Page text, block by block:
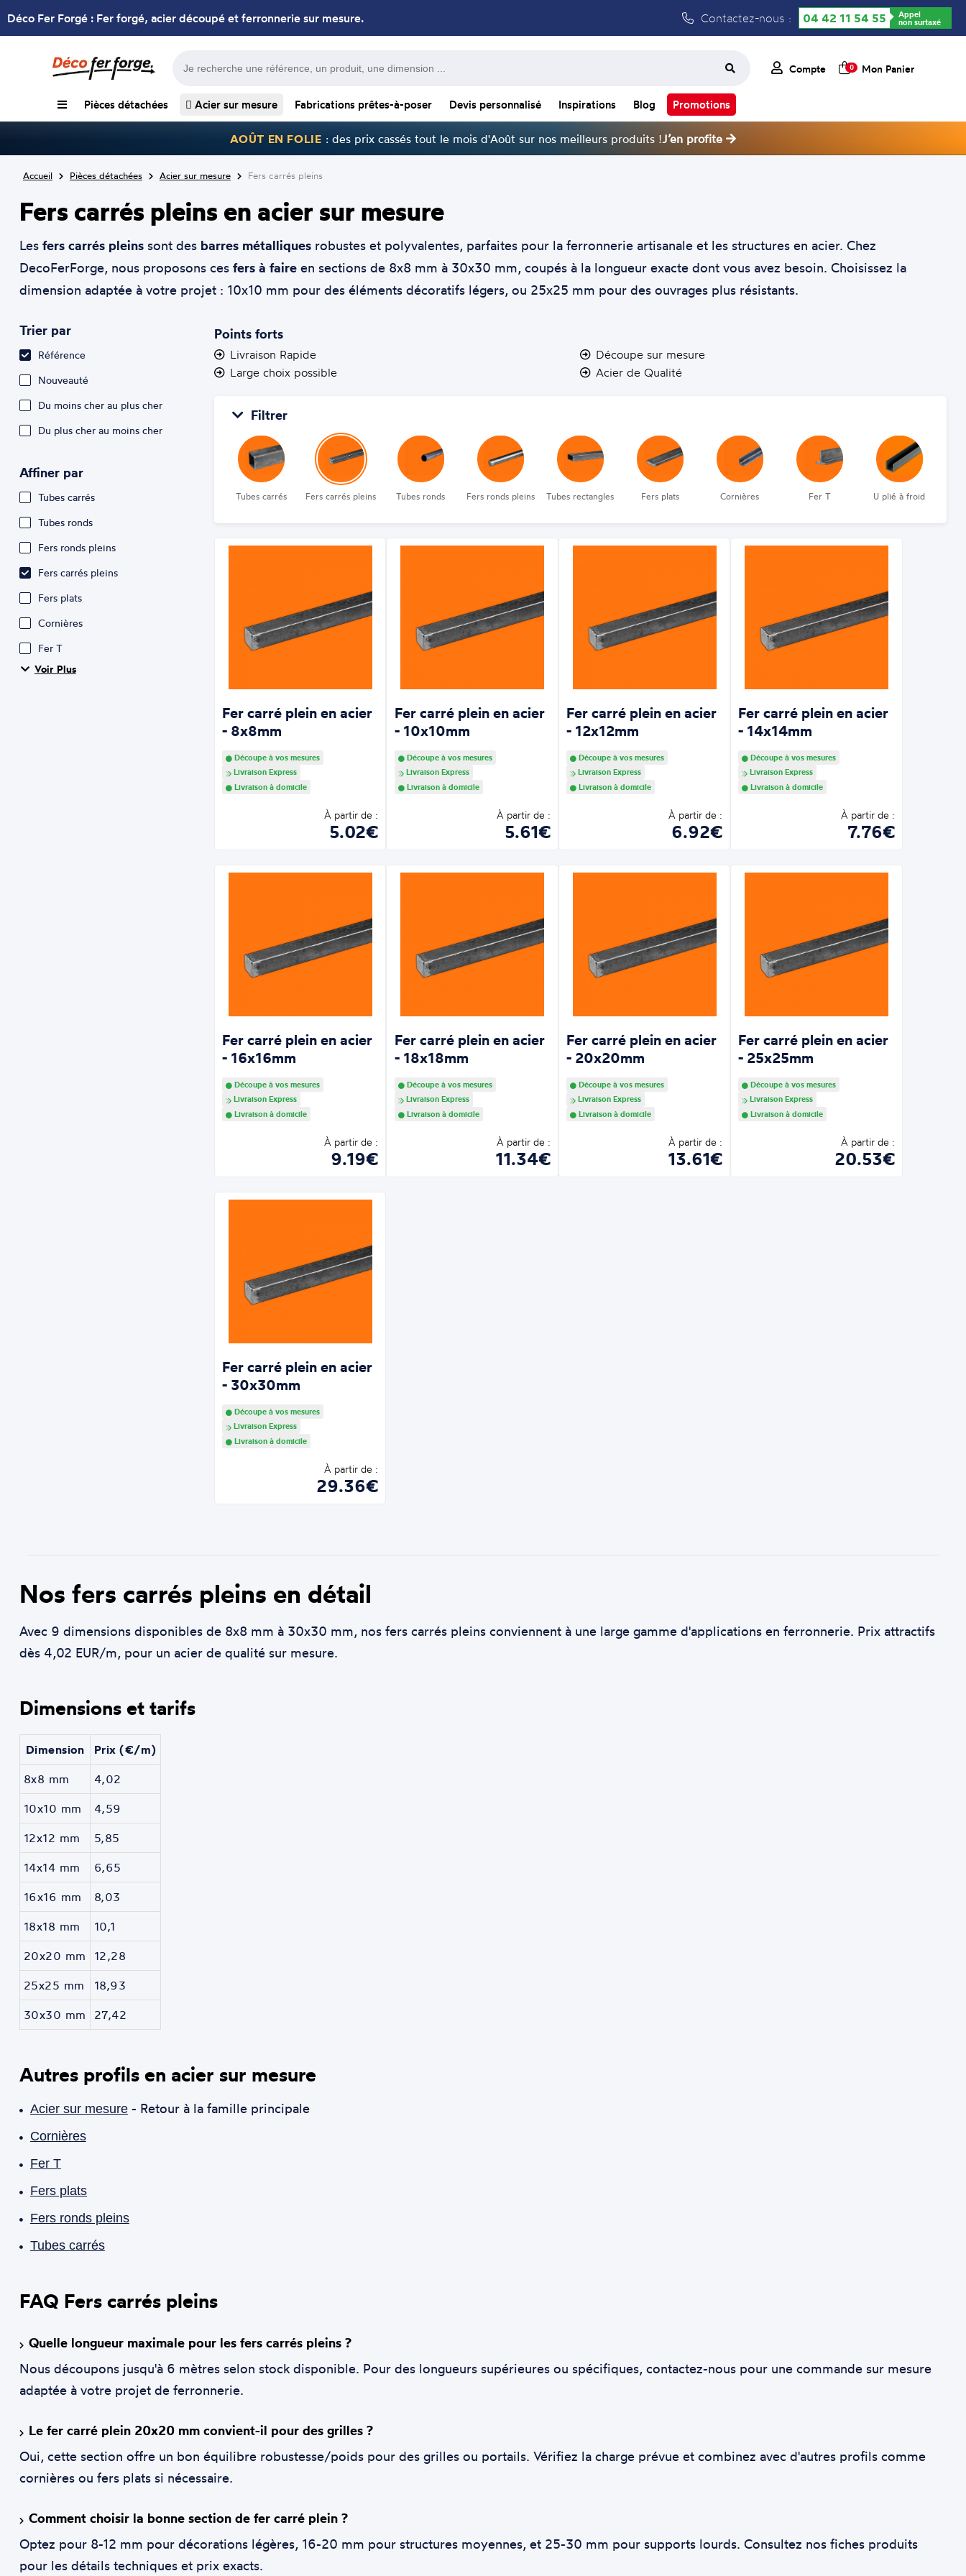
Déco Fer Forgé : Fer forgé, acier découpé et ferronnerie sur mesure. Contactez-nous : 04 42 11 54 55 Appel
non surtaxé
Compte 0 Mon Panier
Pièces détachées Acier sur mesure Fabrications prêtes-à-poser Devis personnalisé Inspirations Blog Promotions
AOÛT EN FOLIE : des prix cassés tout le mois d'Août sur nos meilleurs produits !J’en profite
Accueil Pièces détachées Acier sur mesure Fers carrés pleins
Fers carrés pleins en acier sur mesure
Les fers carrés pleinssont des barres métalliquesrobustes et polyvalentes, parfaites pour la ferronnerie artisanale et les structures en acier. Chez
DecoFerForge, nous proposons ces fers à faireen sections de 8x8 mm à 30x30 mm, coupés à la longueur exacte dont vous avez besoin. Choisissez la
dimension adaptée à votre projet : 10x10 mm pour des éléments décoratifs légers, ou 25x25 mm pour des ouvrages plus résistants.
Trier par
Référence
Nouveauté
Du moins cher au plus cher
Du plus cher au moins cher
Affiner par
Tubes carrés
Tubes ronds
Fers ronds pleins
Fers carrés pleins
Fers plats
Cornières
Fer T
Voir Plus
Points forts
Livraison Rapide
Découpe sur mesure
Large choix possible
Acier de Qualité
Filtrer
Tubes carrés Fers carrés pleins Tubes ronds Fers ronds pleins Tubes rectangles Fers plats Cornières Fer T U plié à froid
Fer carré plein en acier
- 8x8mm
Découpe à vos mesures
Livraison Express
Livraison à domicile
À partir de :
5.02€
Fer carré plein en acier
- 10x10mm
Découpe à vos mesures
Livraison Express
Livraison à domicile
À partir de :
5.61€
Fer carré plein en acier
- 12x12mm
Découpe à vos mesures
Livraison Express
Livraison à domicile
À partir de :
6.92€
Fer carré plein en acier
- 14x14mm
Découpe à vos mesures
Livraison Express
Livraison à domicile
À partir de :
7.76€
Fer carré plein en acier
- 16x16mm
Découpe à vos mesures
Livraison Express
Livraison à domicile
À partir de :
9.19€
Fer carré plein en acier
- 18x18mm
Découpe à vos mesures
Livraison Express
Livraison à domicile
À partir de :
11.34€
Fer carré plein en acier
- 20x20mm
Découpe à vos mesures
Livraison Express
Livraison à domicile
À partir de :
13.61€
Fer carré plein en acier
- 25x25mm
Découpe à vos mesures
Livraison Express
Livraison à domicile
À partir de :
20.53€
Fer carré plein en acier
- 30x30mm
Découpe à vos mesures
Livraison Express
Livraison à domicile
À partir de :
29.36€
Nos fers carrés pleins en détail
Avec 9 dimensions disponibles de 8x8 mm à 30x30 mm, nos fers carrés pleins conviennent à une large gamme d'applications en ferronnerie. Prix attractifs
dès 4,02 EUR/m, pour un acier de qualité sur mesure.
Dimensions et tarifs
Dimension Prix (€/m)
8x8 mm 4,02
10x10 mm 4,59
12x12 mm 5,85
14x14 mm 6,65
16x16 mm 8,03
18x18 mm 10,1
20x20 mm 12,28
25x25 mm 18,93
30x30 mm 27,42
Autres profils en acier sur mesure
Acier sur mesure- Retour à la famille principale
Cornières
Fer T
Fers plats
Fers ronds pleins
Tubes carrés
FAQ Fers carrés pleins
Quelle longueur maximale pour les fers carrés pleins ?
Nous découpons jusqu'à 6 mètres selon stock disponible. Pour des longueurs supérieures ou spécifiques, contactez-nous pour une commande sur mesure
adaptée à votre projet de ferronnerie.
Le fer carré plein 20x20 mm convient-il pour des grilles ?
Oui, cette section offre un bon équilibre robustesse/poids pour des grilles ou portails. Vérifiez la charge prévue et combinez avec d'autres profils comme
cornières ou fers plats si nécessaire.
Comment choisir la bonne section de fer carré plein ?
Optez pour 8-12 mm pour décorations légères, 16-20 mm pour structures moyennes, et 25-30 mm pour supports lourds. Consultez nos fiches produits
pour les détails techniques et prix exacts.